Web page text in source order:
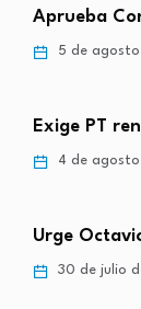
Aprueba
5 de
Exige PT
4 de
Urge
30 de julio